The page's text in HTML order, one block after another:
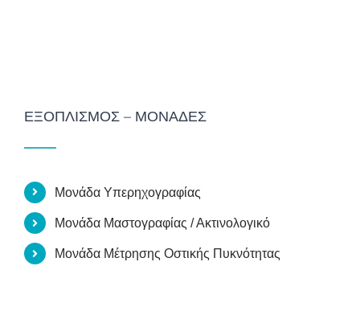
ΕΞΟΠΛΙΣΜΌΣ – ΜΟΝΆΔΕΣ
Μονάδα Υπερηχογραφίας
Μονάδα Μαστογραφίας / Ακτινολογικό
Μονάδα Μέτρησης Οστικής Πυκνότητας